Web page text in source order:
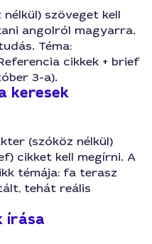
szöveget kell
angolról magyarra.
Téma:
cikkek + brief
3-a).
keresek
(szóköz nélkül)
cikket kell megírni. A
témája: fa terasz
tehát reális
írása